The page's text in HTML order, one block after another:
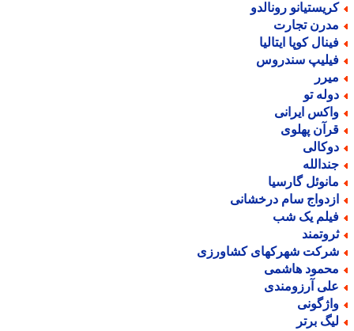
رونالدو
تجارت
کوپا ایتالیا
سندروس
تو
ایرانی
پهلوی
گارسیا
سام درخشانی
یک شب
شهرکهای کشاورزی
هاشمی
آرزومندی
برتر